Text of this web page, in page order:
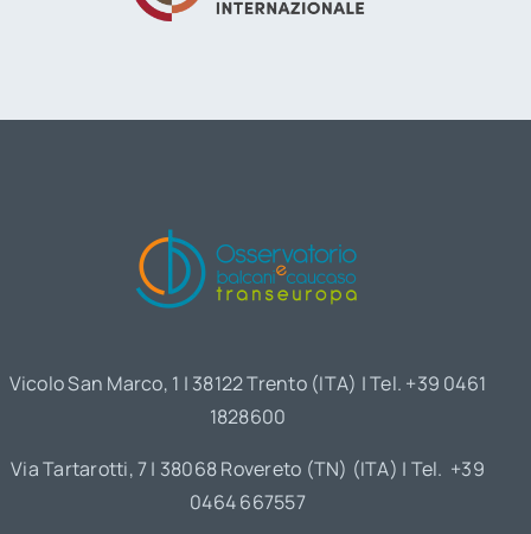
Vicolo San Marco, 1 | 38122 Trento (ITA) | Tel. +39 0461
1828600
Via Tartarotti, 7 | 38068 Rovereto (TN) (ITA) | Tel. +39
0464 667557